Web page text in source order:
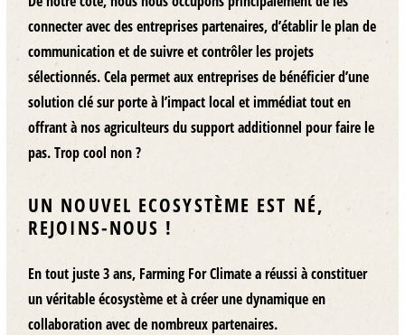
connecter avec des entreprises partenaires, d’établir le plan de
communication et de suivre et contrôler les projets
sélectionnés. Cela permet aux entreprises de bénéficier d’une
solution clé sur porte à l’impact local et immédiat tout en
offrant à nos agriculteurs du support additionnel pour faire le
pas. Trop cool non ?
UN NOUVEL ECOSYSTÈME EST NÉ,
REJOINS-NOUS !
En tout juste 3 ans, Farming For Climate a réussi à constituer
un véritable écosystème et à créer une dynamique en
collaboration avec de nombreux partenaires.